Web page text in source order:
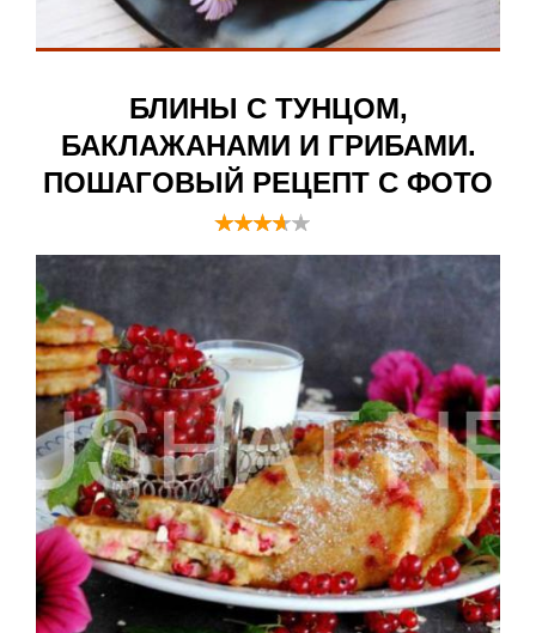
БЛИНЫ С ТУНЦОМ,
БАКЛАЖАНАМИ И ГРИБАМИ.
ПОШАГОВЫЙ РЕЦЕПТ С ФОТО